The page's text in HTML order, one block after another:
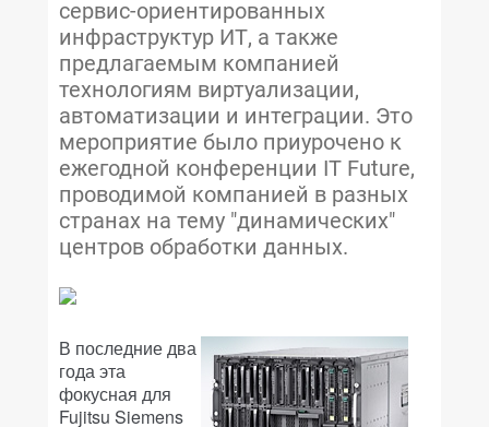
сервис-ориентированных
инфраструктур ИТ, а также
предлагаемым компанией
технологиям виртуализации,
автоматизации и интеграции. Это
мероприятие было приурочено к
ежегодной конференции IT Future,
проводимой компанией в разных
странах на тему "динамических"
центров обработки данных.
В последние два
года эта
фокусная для
Fujitsu Siemens